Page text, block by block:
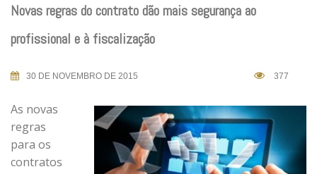
Novas regras do contrato dão mais segurança ao
profissional e à fiscalização
30 DE NOVEMBRO DE 2015 377
As novas
regras
para os
contratos